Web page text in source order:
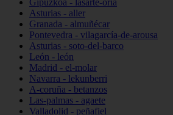
Gipuzkoa - lasarte-oria
Asturias - aller
Granada - almuñécar
Pontevedra - vilagarcía-de-arousa
Asturias - soto-del-barco
León - león
Madrid - el-molar
Navarra - lekunberri
A-coruña - betanzos
Las-palmas - agaete
Valladolid - peñafiel